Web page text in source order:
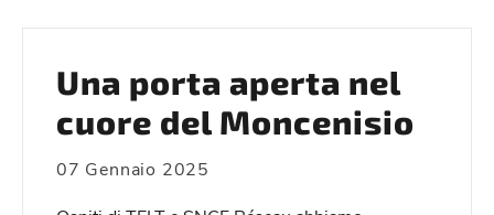
Una porta aperta nel
cuore del Moncenisio
07 Gennaio 2025